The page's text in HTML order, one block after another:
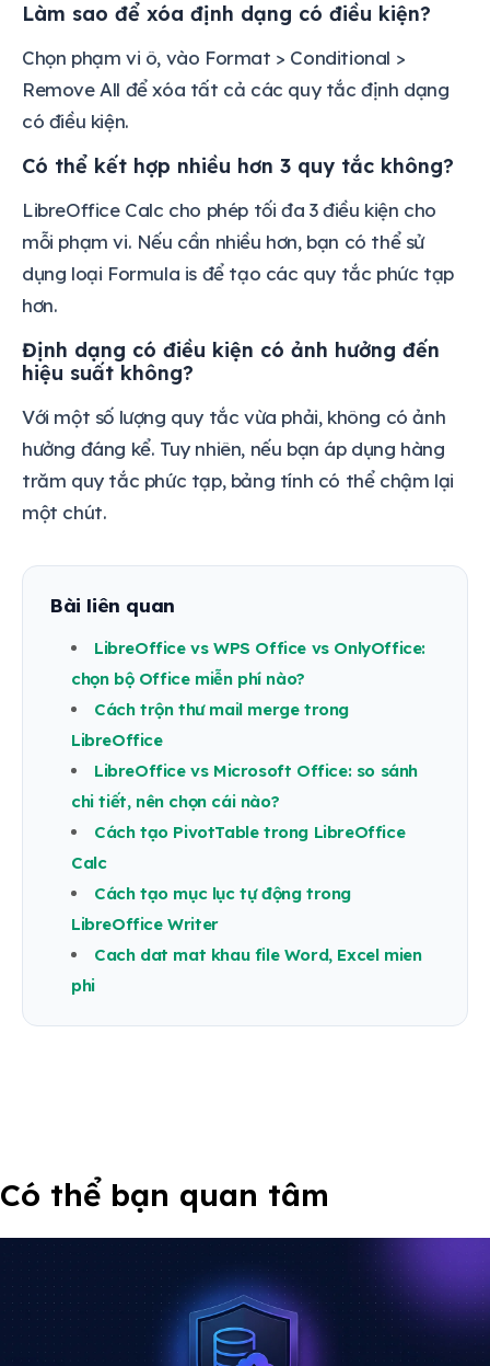
Làm sao để xóa định dạng có điều kiện?
Chọn phạm vi ô, vào Format > Conditional >
Remove All để xóa tất cả các quy tắc định dạng
có điều kiện.
Có thể kết hợp nhiều hơn 3 quy tắc không?
LibreOffice Calc cho phép tối đa 3 điều kiện cho
mỗi phạm vi. Nếu cần nhiều hơn, bạn có thể sử
dụng loại Formula is để tạo các quy tắc phức tạp
hơn.
Định dạng có điều kiện có ảnh hưởng đến
hiệu suất không?
Với một số lượng quy tắc vừa phải, không có ảnh
hưởng đáng kể. Tuy nhiên, nếu bạn áp dụng hàng
trăm quy tắc phức tạp, bảng tính có thể chậm lại
một chút.
Bài liên quan
LibreOffice vs WPS Office vs OnlyOffice:
chọn bộ Office miễn phí nào?
Cách trộn thư mail merge trong
LibreOffice
LibreOffice vs Microsoft Office: so sánh
chi tiết, nên chọn cái nào?
Cách tạo PivotTable trong LibreOffice
Calc
Cách tạo mục lục tự động trong
LibreOffice Writer
Cach dat mat khau file Word, Excel mien
phi
Có thể bạn quan tâm